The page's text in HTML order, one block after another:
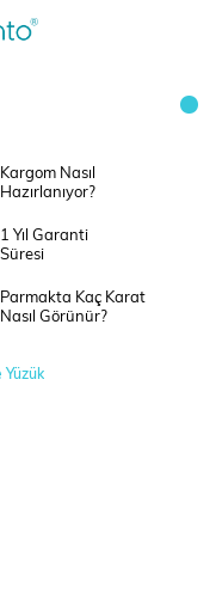
Kargom Nasıl
Hazırlanıyor?
1 Yıl Garanti
Süresi
Parmakta Kaç Karat
Nasıl Görünür?
Yüzük